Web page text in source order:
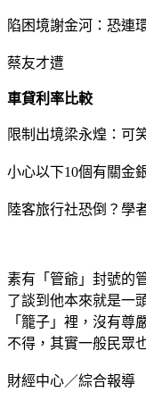
陷困境謝金河：恐連
蔡友才遭
車貸利率比較
限制出境梁永煌：可
小心以下10個有關金
陸客旅行社恐倒？學
素有「管爺」封號的
了談到他本來就是一
「籠子」裡，沒有尊
不得，其實一般民眾
財經中心／綜合報導